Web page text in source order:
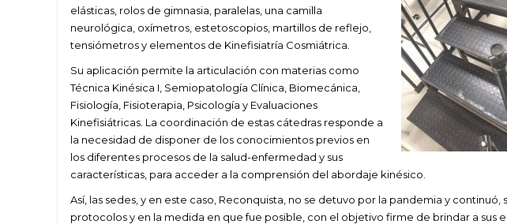
elásticas, rolos de gimnasia, paralelas, una camilla
neurológica, oxímetros, estetoscopios, martillos de reflejo,
tensiómetros y elementos de Kinefisiatría Cosmiátrica.
Su aplicación permite la articulación con materias como
Técnica Kinésica I, Semiopatología Clínica, Biomecánica,
Fisiología, Fisioterapia, Psicología y Evaluaciones
Kinefisiátricas. La coordinación de estas cátedras responde a
la necesidad de disponer de los conocimientos previos en
los diferentes procesos de la salud-enfermedad y sus
características, para acceder a la comprensión del abordaje kinésico.
Así, las sedes, y en este caso, Reconquista, no se detuvo por la pandemia y
protocolos y en la medida en que fue posible, con el objetivo firme de brindar a sus